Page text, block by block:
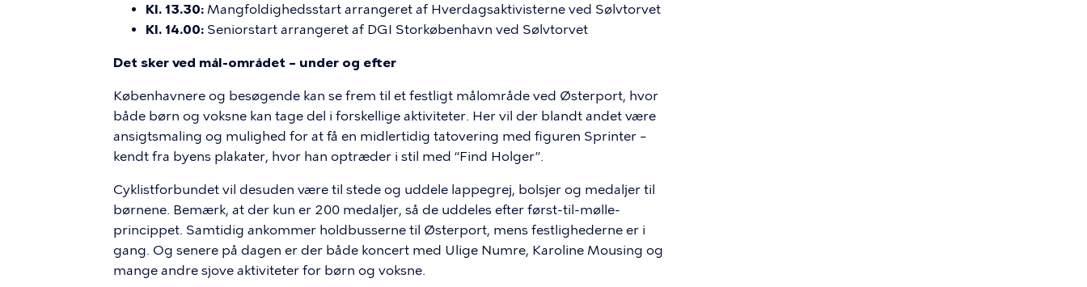
Kl. 13.30: Mangfoldighedsstart arrangeret af Hverdagsaktivisterne ved Sølvtorvet
Kl. 14.00: Seniorstart arrangeret af DGI Storkøbenhavn ved Sølvtorvet
Det sker ved mål-området – under og efter
Københavnere og besøgende kan se frem til et festligt målområde ved Østerport, hvor
både børn og voksne kan tage del i forskellige aktiviteter. Her vil der blandt andet være
ansigtsmaling og mulighed for at få en midlertidig tatovering med figuren Sprinter –
kendt fra byens plakater, hvor han optræder i stil med “Find Holger”.
Cyklistforbundet vil desuden være til stede og uddele lappegrej, bolsjer og medaljer til
børnene. Bemærk, at der kun er 200 medaljer, så de uddeles efter først-til-mølle-
princippet. Samtidig ankommer holdbusserne til Østerport, mens festlighederne er i
gang. Og senere på dagen er der både koncert med Ulige Numre, Karoline Mousing og
mange andre sjove aktiviteter for børn og voksne.